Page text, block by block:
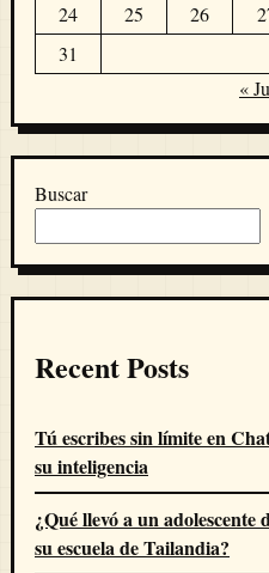
24
25 26
31
«
Buscar
Recent Posts
Tú escribes sin límite en
su inteligencia
¿Qué llevó a un adolescente
su escuela de Tailandia?